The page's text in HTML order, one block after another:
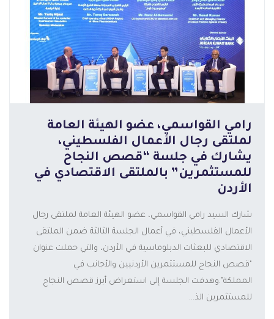
رامي القواسمي، عضو الهيئة العامة
لملتقى رجال الأعمال الفلسطيني،
يشارك في جلسة “قصص النجاح
للمستثمرين” بالملتقى الاقتصادي في
الأردن
شارك السيد رامي القواسمي، عضو الهيئة العامة لملتقى رجال
الأعمال الفلسطيني، في أعمال الجلسة الثالثة ضمن الملتقى
الاقتصادي للبعثات الدبلوماسية في الأردن، والتي حملت عنوان
"قصص النجاح للمستثمرين الأردنيين والأجانب في
المملكة".وهدفت الجلسة إلى استعراض أبرز قصص النجاح
للمستثمرين الذ...
المزيد